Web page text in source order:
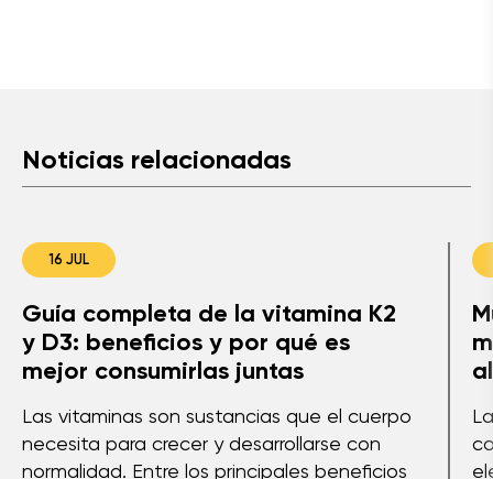
Noticias relacionadas
Guía completa de la vitamina K2
y D3: beneficios y por qué es
mejor consumirlas juntas
Las vitaminas son sustancias que el cuerpo
necesita para crecer y desarrollarse con
normalidad. Entre los principales beneficios
16 JUL